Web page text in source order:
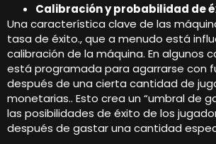
Calibración y probabilidad de
Una característica clave de las
tasa de éxito., que a menudo está
calibración de la máquina. En algunos
está programada para agarrarse con
después de una cierta cantidad de
monetarias.. Esto crea un “umbral de
las posibilidades de éxito de los
después de gastar una cantidad